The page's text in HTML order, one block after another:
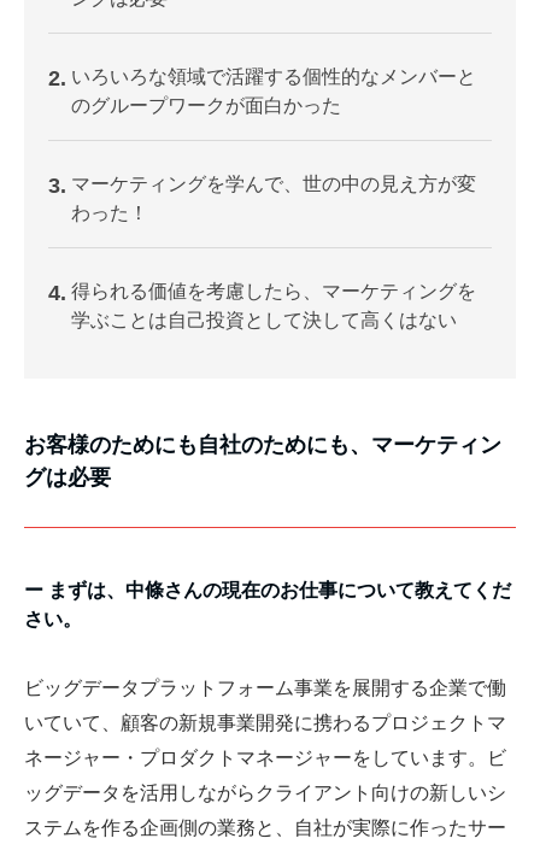
2 いろいろな領域で活躍する個性的なメンバーと
のグループワークが面白かった
3 マーケティングを学んで、世の中の見え方が変
わった！
4 得られる価値を考慮したら、マーケティングを
学ぶことは自己投資として決して高くはない
お客様のためにも自社のためにも、マーケティン
グは必要
ー まずは、中條さんの現在のお仕事について教えてくだ
さい。
ビッグデータプラットフォーム事業を展開する企業で働
いていて、顧客の新規事業開発に携わるプロジェクトマ
ネージャー・プロダクトマネージャーをしています。ビ
ッグデータを活用しながらクライアント向けの新しいシ
ステムを作る企画側の業務と、自社が実際に作ったサー